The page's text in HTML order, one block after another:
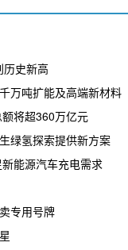
历史新高
万吨扩能及高端新材料
将超360万亿元
绿氢探索提供新方案
能源汽车充电需求
专用号牌